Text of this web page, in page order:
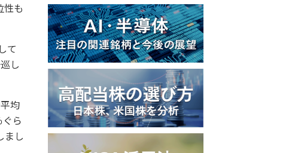
性も
て
し
均
ら
まし